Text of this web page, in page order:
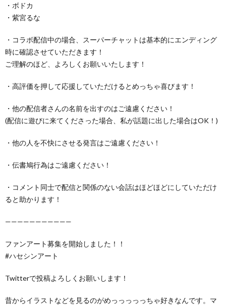
・ボドカ
・紫宮るな
・コラボ配信中の場合、スーパーチャットは基本的にエンディング
時に確認させていただきます！
ご理解のほど、よろしくお願いいたします！
・高評価を押して応援していただけるとめっちゃ喜びます！
・他の配信者さんの名前を出すのはご遠慮ください！
(配信に遊びに来てくださった場合、私が話題に出した場合はOK！)
・他の人を不快にさせる発言はご遠慮ください！
・伝書鳩行為はご遠慮ください！
・コメント同士で配信と関係のない会話はほどほどにしていただけ
ると助かります！
———————————
ファンアート募集を開始しました！！
#ハセシンアート
Twitterで投稿よろしくお願いします！
昔からイラストなどを見るのがめっっっっっちゃ好きなんです。マ